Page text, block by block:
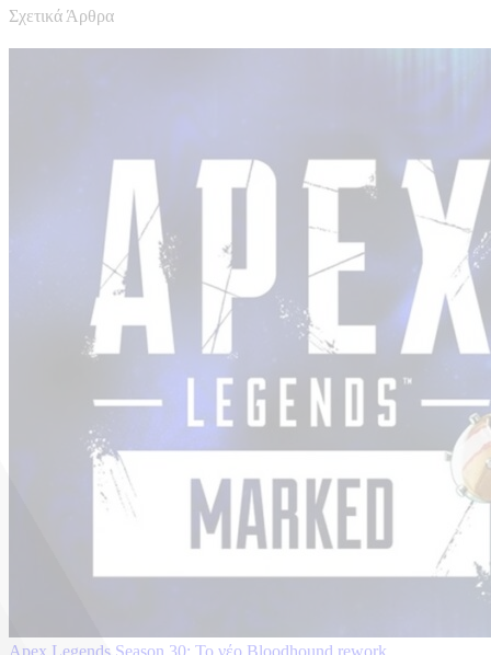
Σχετικά Άρθρα
Apex Legends Season 30: Το νέο Bloodhound rework